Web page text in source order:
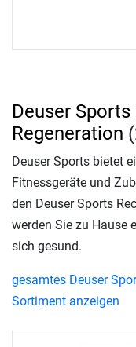
Deuser
Regeneration
Deuser Sports bietet
Fitnessgeräte und
den Deuser Sports
werden Sie zu Hause
sich gesund.
gesamtes Deuser
Sortiment anzeigen